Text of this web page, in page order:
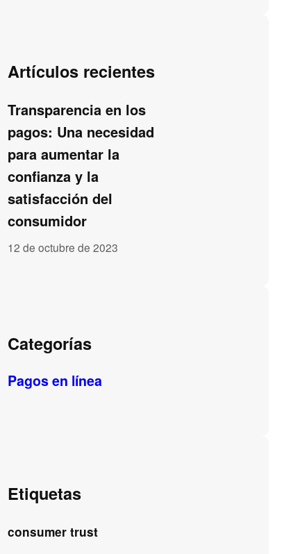
Artículos recientes
Transparencia en los
pagos: Una necesidad
para aumentar la
confianza y la
satisfacción del
consumidor
12 de octubre de 2023
Categorías
Pagos en línea
Etiquetas
consumer trust